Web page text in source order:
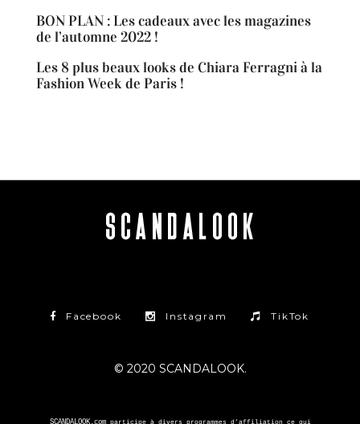
BON PLAN : Les cadeaux avec les magazines
de l’automne 2022 !
Les 8 plus beaux looks de Chiara Ferragni à la
Fashion Week de Paris !
Facebook Instagram TikTok
© 2020 SCANDALOOK.
participe à divers programmes d’affiliation ce qui